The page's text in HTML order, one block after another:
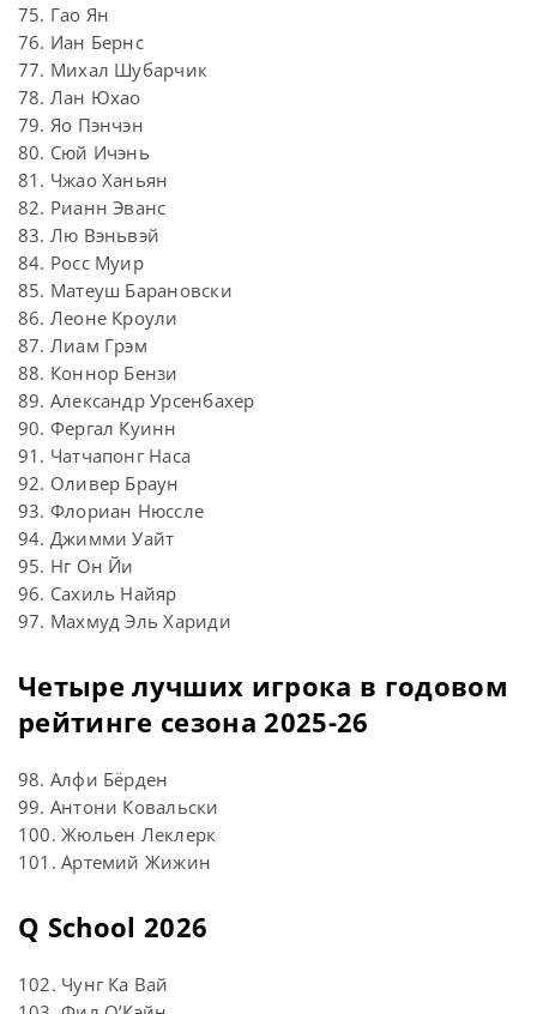
75. Гао Ян
76. Иан Бернс
77. Михал Шубарчик
78. Лан Юхао
79. Яо Пэнчэн
80. Сюй Ичэнь
81. Чжао Ханьян
82. Рианн Эванс
83. Лю Вэньвэй
84. Росс Муир
85. Матеуш Барановски
86. Леоне Кроули
87. Лиам Грэм
88. Коннор Бензи
89. Александр Урсенбахер
90. Фергал Куинн
91. Чатчапонг Наса
92. Оливер Браун
93. Флориан Нюссле
94. Джимми Уайт
95. Нг Он Йи
96. Сахиль Найяр
97. Махмуд Эль Хариди
Четыре лучших игрока в годовом
рейтинге сезона 2025-26
98. Алфи Бёрден
99. Антони Ковальски
100. Жюльен Леклерк
101. Артемий Жижин
Q School 2026
102. Чунг Ка Вай